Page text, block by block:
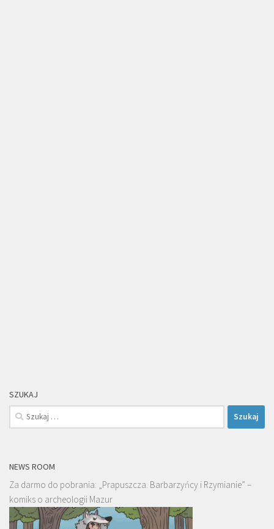
SZUKAJ
Szukaj:
NEWS ROOM
Za darmo do pobrania: „Prapuszcza. Barbarzyńcy i Rzymianie” –
komiks o archeologii Mazur